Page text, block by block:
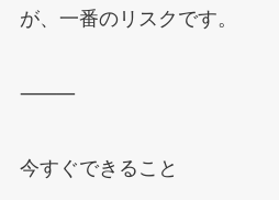
が、一番のリスクです。
⸻
今すぐできること